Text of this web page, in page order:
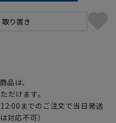
品は、
だけます。
までのご注文で当日発送
対応不可）